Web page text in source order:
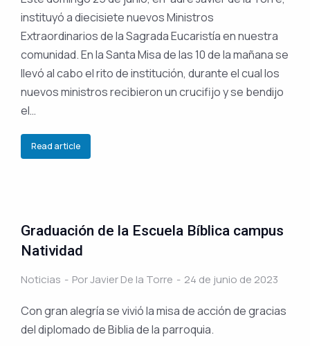
instituyó a diecisiete nuevos Ministros
Extraordinarios de la Sagrada Eucaristía en nuestra
comunidad. En la Santa Misa de las 10 de la mañana se
llevó al cabo el rito de institución, durante el cual los
nuevos ministros recibieron un crucifijo y se bendijo
el…
Read article
Graduación de la Escuela Bíblica campus
Natividad
Noticias PorJavier De la Torre 24 de junio de 2023
Con gran alegría se vivió la misa de acción de gracias
del diplomado de Biblia de la parroquia.